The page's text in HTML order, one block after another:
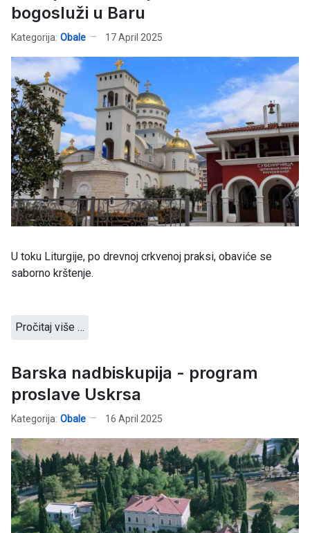
bogosluži u Baru
Kategorija: Obale 17 April 2025
U toku Liturgije, po drevnoj crkvenoj praksi, obaviće se
saborno krštenje.
Pročitaj više …
Barska nadbiskupija - program
proslave Uskrsa
Kategorija: Obale 16 April 2025